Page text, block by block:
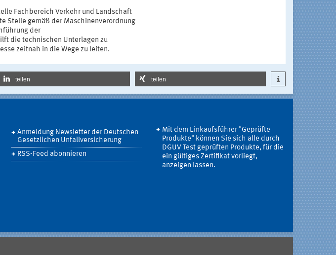
Fachbereich Verkehr und Landschaft
Stelle gemäß der Maschinenverordnung
der
die technischen Unterlagen zu
zeitnah in die Wege zu leiten.
teilen teilen
Anmeldung Newsletter der Deutschen
Gesetzlichen Unfallversicherung
RSS-Feed abonnieren
Mit dem Einkaufsführer "Geprüfte
Produkte" können Sie sich alle durch
DGUV Test geprüften Produkte, für die
ein gültiges Zertifikat vorliegt,
anzeigen lassen.